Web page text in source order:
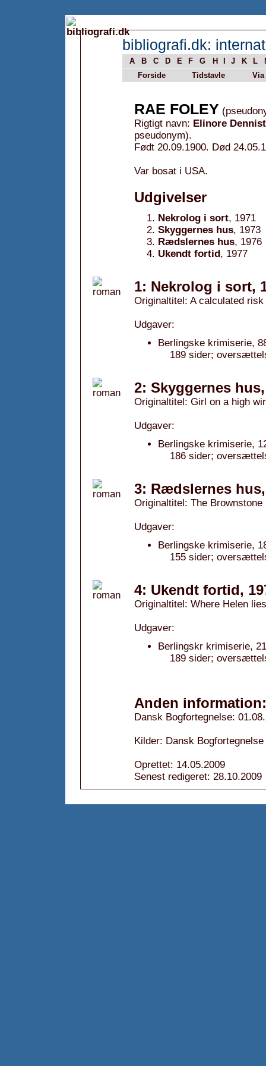
bibliografi.dk:
A B C D E F G H J K L
Forside
Tidstavle Via
RAE FOLEY
Rigtigt navn: Elinore
pseudonym).
Født 20.09.1900. Død
Var bosat i USA.
Udgivelser
Nekrolog i sort, 1971
Skyggernes hus, 1973
Rædslernes hus, 1976
Ukendt fortid, 1977
1: Nekrolog i sort,
Originaltitel: A calculated risk
Udgaver:
Berlingske krimiserie,
189 sider;
2: Skyggernes hus,
Originaltitel: Girl on a high
Udgaver:
Berlingske krimiserie,
186 sider;
3: Rædslernes hus,
Originaltitel: The Brownstone
Udgaver:
Berlingske krimiserie,
155 sider;
4: Ukendt fortid,
Originaltitel: Where Helen lies
Udgaver:
Berlingskr krimiserie,
189 sider;
Anden information:
Dansk Bogfortegnelse:
Kilder: Dansk Bogfortegnelse
Oprettet: 14.05.2009
Senest redigeret: 28.10.2009